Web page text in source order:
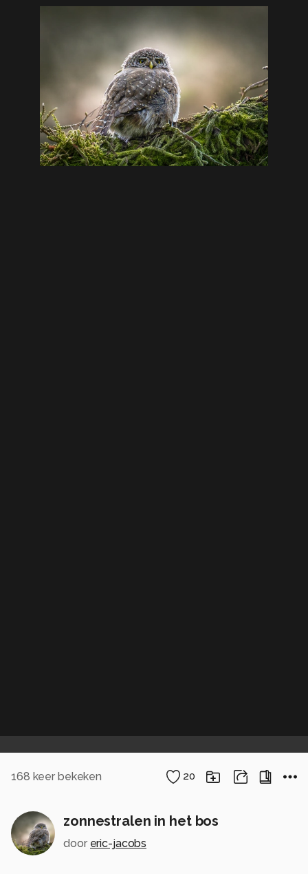
168 keer bekeken 20
zonnestralen in het bos
door eric-jacobs